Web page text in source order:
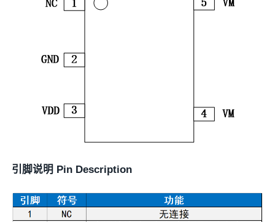
引脚说明 Pin Description